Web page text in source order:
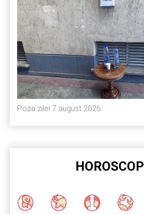
Poza zilei 7 august 2026
HOROSCOP